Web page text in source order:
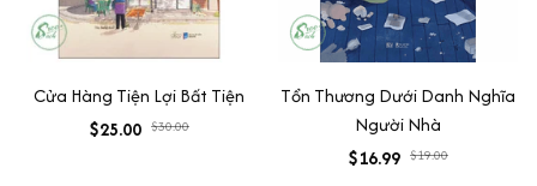
Cửa Hàng Tiện Lợi Bất Tiện
$25.00 $30.00
Tổn Thương Dưới Danh Nghĩa
Người Nhà
$16.99 $19.00